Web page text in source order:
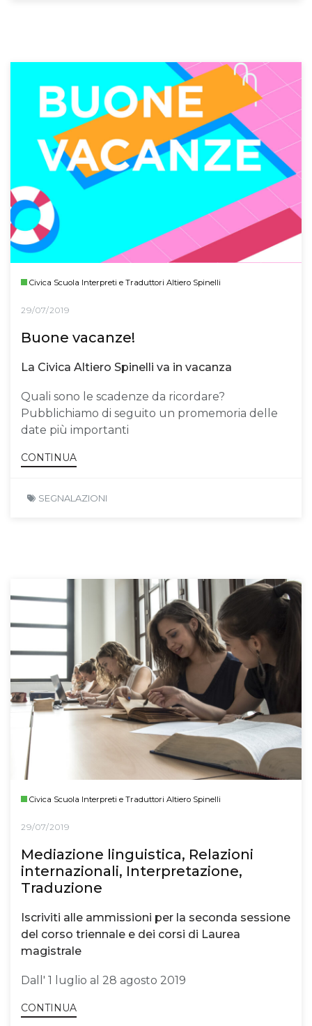
Civica Scuola Interpreti e Traduttori Altiero Spinelli
29/07/2019
Buone vacanze!
La Civica Altiero Spinelli va in vacanza
Quali sono le scadenze da ricordare?
Pubblichiamo di seguito un promemoria delle
date più importanti
CONTINUA
SEGNALAZIONI
Civica Scuola Interpreti e Traduttori Altiero Spinelli
29/07/2019
Mediazione linguistica, Relazioni
internazionali, Interpretazione,
Traduzione
Iscriviti alle ammissioni per la seconda sessione
del corso triennale e dei corsi di Laurea
magistrale
Dall' 1 luglio al 28 agosto 2019
CONTINUA